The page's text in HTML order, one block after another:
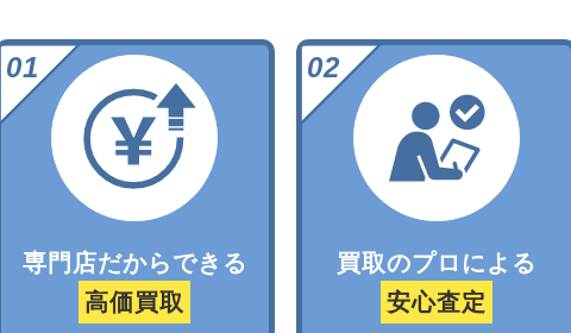
専門店だからできる
高価買取
買取のプロによる
安心査定